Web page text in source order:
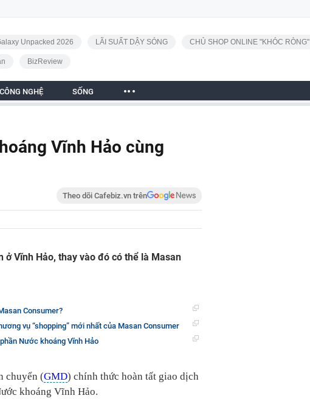
Unpacked 2026 LÃI SUẤT DẬY SÓNG CHỦ SHOP ONLINE "KHÓC RÒNG"
BizReview
CÔNG NGHỆ SỐNG
Vĩnh Hảo cùng
Theo dõi Cafebiz.vn trên
ở Vĩnh Hảo, thay vào đó có thể là Masan
Consumer?
vụ “shopping” mới nhất của Masan Consumer
Nước khoáng Vĩnh Hảo
chuyển (GMD) chính thức hoàn tất giao dịch
khoáng Vĩnh Hảo.